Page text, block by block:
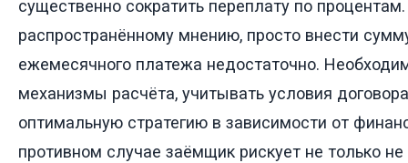
существенно сократить переплату по
распространённому мнению, просто внести
ежемесячного платежа недостаточно.
механизмы расчёта, учитывать условия
оптимальную стратегию в зависимости от
противном случае заёмщик рискует не только